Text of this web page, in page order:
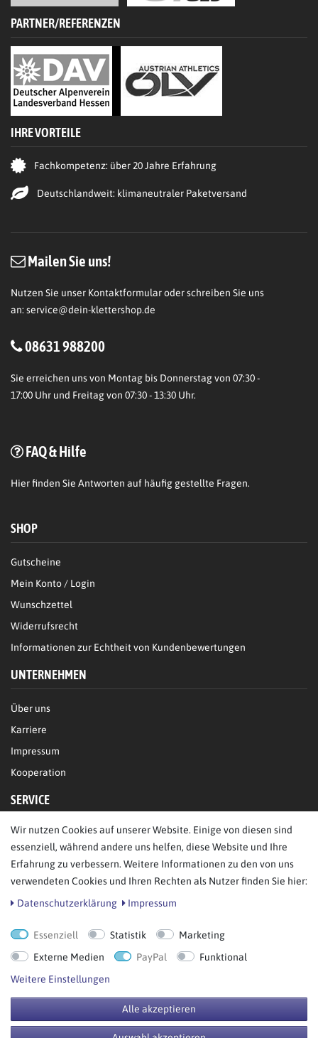
PARTNER/REFERENZEN
IHRE VORTEILE
Fachkompetenz: über 20 Jahre Erfahrung
Deutschlandweit: klimaneutraler Paketversand
Mailen Sie uns!
Nutzen Sie unser Kontaktformular oder schreiben Sie uns
an: service@dein-klettershop.de
08631 988200
Sie erreichen uns von Montag bis Donnerstag von 07:30 -
17:00 Uhr und Freitag von 07:30 - 13:30 Uhr.
FAQ & Hilfe
Hierfinden Sie Antworten auf häufig gestellte Fragen.
SHOP
Gutscheine
Mein Konto / Login
Wunschzettel
Widerrufsrecht
Informationen zur Echtheit von Kundenbewertungen
UNTERNEHMEN
Über uns
Karriere
Impressum
Kooperation
SERVICE
FAQ/Hilfe
Datenschutz
AGB
Bestellung widerrufen
© Copyright 2026 BB Sport GmbH & Co KG. Alle Rechte vorbehalten.
Wir nutzen Cookies auf unserer Website. Einige von diesen sind
essenziell, während andere uns helfen, diese Website und Ihre
Erfahrung zu verbessern. Weitere Informationen zu den von uns
verwendeten Cookies und Ihren Rechten als Nutzer finden Sie hier:
Daten­schutz­erklärung
Impressum
Essenziell Statistik
Marketing
Externe Medien
PayPal
Funktional
Weitere Einstellungen
Alle akzeptieren